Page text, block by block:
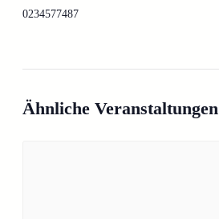
0234577487
Ähnliche Veranstaltungen